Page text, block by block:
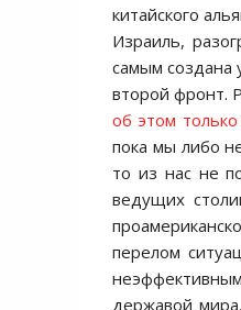
китайского
Израиль,
самым создана
второй фронт.
об этом только
пока мы либо
то из нас не
ведущих
перелом
державой